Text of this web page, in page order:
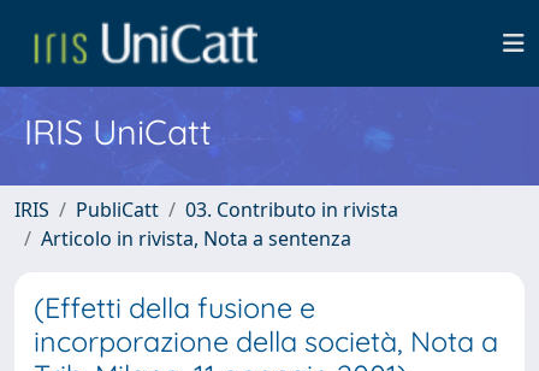
IRIS UniCatt
IRIS PubliCatt
03. Contributo in rivista
Articolo in rivista, Nota a sentenza
(Effetti della fusione e
incorporazione della società, Nota a